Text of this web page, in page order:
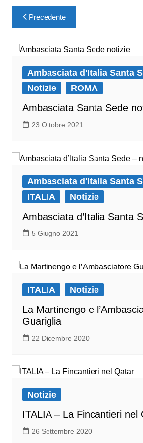
Precedente
Ambasciata d'Italia Santa
Notizie
ROMA
Ambasciata Santa Sede
23 Ottobre 2021
Ambasciata d'Italia Santa
ITALIA
Notizie
Ambasciata d’Italia Santa
5 Giugno 2021
ITALIA Notizie
La Martinengo e
Guariglia
22 Dicembre 2020
Notizie
ITALIA – La Fincantieri nel
26 Settembre 2020